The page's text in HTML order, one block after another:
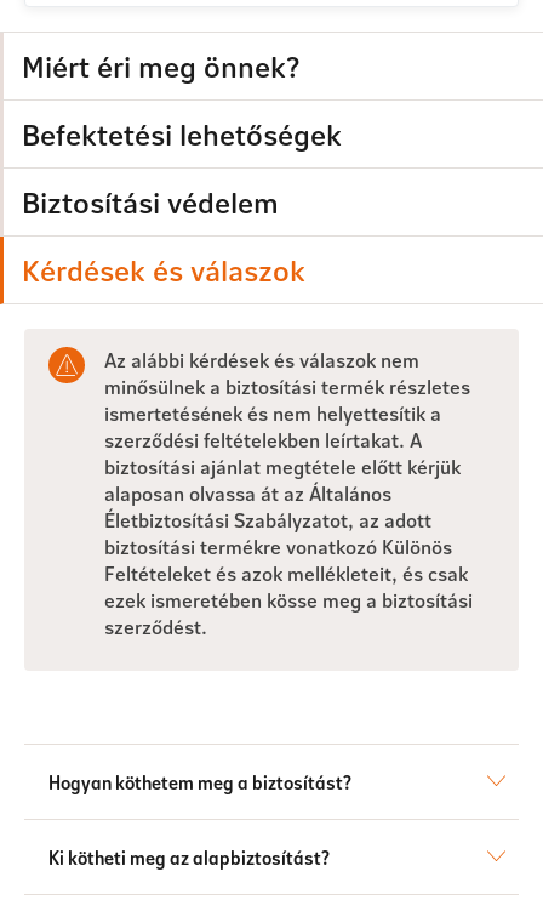
Miért éri meg önnek?
Befektetési lehetőségek
Biztosítási védelem
Kérdések és válaszok
Az alábbi kérdések és válaszok nem
minősülnek a biztosítási termék részletes
ismertetésének és nem helyettesítik a
szerződési feltételekben leírtakat. A
biztosítási ajánlat megtétele előtt kérjük
alaposan olvassa át az Általános
Életbiztosítási Szabályzatot, az adott
biztosítási termékre vonatkozó Különös
Feltételeket és azok mellékleteit, és csak
ezek ismeretében kösse meg a biztosítási
szerződést.
Hogyan köthetem meg a biztosítást?
Ki kötheti meg az alapbiztosítást?